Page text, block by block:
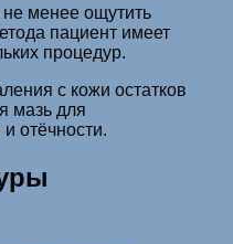
менее ощутить
пациент имеет
процедур.
с кожи остатков
мазь для
отёчности.